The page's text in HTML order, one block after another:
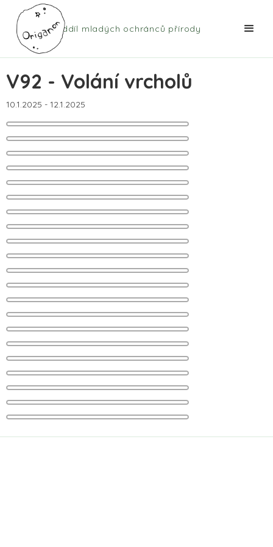
Oddíl mladých ochránců přírody
V92 - Volání vrcholů
10.1.2025 - 12.1.2025